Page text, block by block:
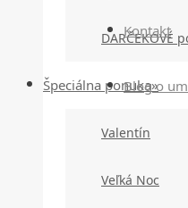
Kontakt
Blog o
DARČEKOVÉ
Špeciálna ponuka»
Valentín
Veľká Noc